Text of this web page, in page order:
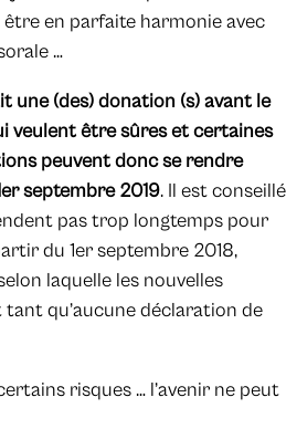
en parfaite harmonie avec
…
une (des) donation (s) avant le
veulent être sûres et certaines
peuvent donc se rendre
septembre 2019. Il est conseillé
pas trop longtemps pour
du 1er septembre 2018,
laquelle les nouvelles
qu’aucune déclaration de
risques … l’avenir ne peut